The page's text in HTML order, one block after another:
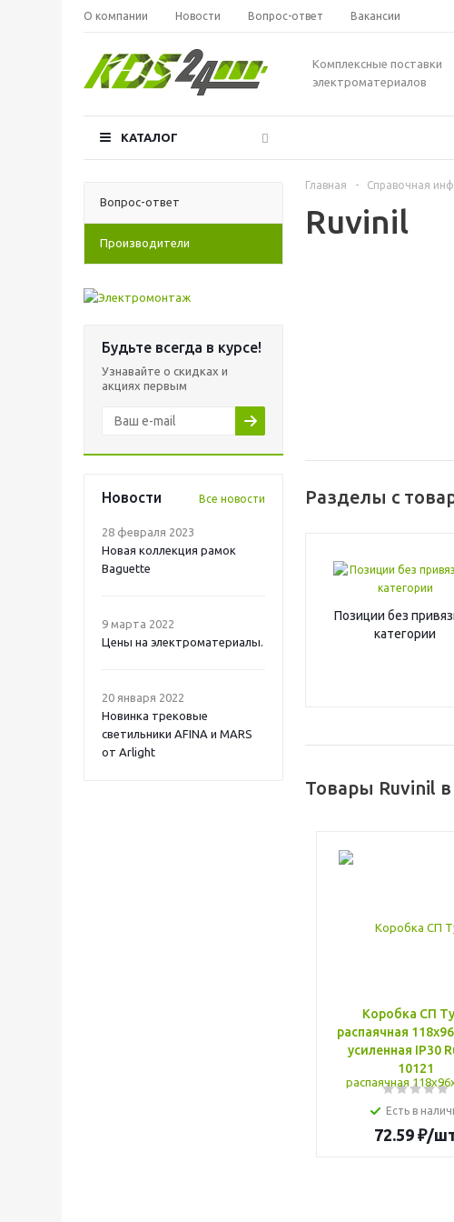
О компании Новости Вопрос-ответ Вакансии
Комплексные поставки
электроматериалов
КАТАЛОГ
Вопрос-ответ
Производители
Будьте всегда в курсе!
Узнавайте о скидках и
акциях первым
Новости Все новости
28 февраля 2023
Новая коллекция рамок
Baguette
9 марта 2022
Цены на электроматериалы.
20 января 2022
Новинка трековые
светильники AFINA и MARS
от Arlight
Главная - Справочная
Ruvinil
Разделы с
Позиции без
категории
Товары Ruvinil
Коробка СП
распаячная
усиленная IP30
10121
Есть в
72.59 ₽/